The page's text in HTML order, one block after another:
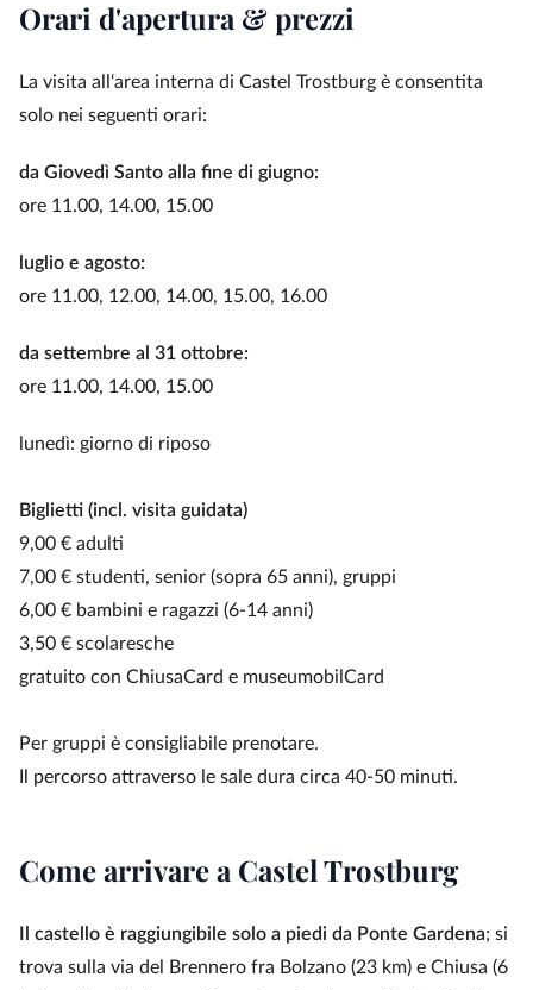
Orari d'apertura & prezzi
La visita all‘area interna di Castel Trostburg è consentita
solo nei seguenti orari:
da Giovedì Santo alla fine di giugno:
ore 11.00, 14.00, 15.00
luglio e agosto:
ore 11.00, 12.00, 14.00, 15.00, 16.00
da settembre al 31 ottobre:
ore 11.00, 14.00, 15.00
lunedì: giorno di riposo
Biglietti (incl. visita guidata)
9,00 € adulti
7,00 € studenti, senior (sopra 65 anni), gruppi
6,00 € bambini e ragazzi (6-14 anni)
3,50 € scolaresche
gratuito con ChiusaCard e museumobilCard
Per gruppi è consigliabile prenotare.
Il percorso attraverso le sale dura circa 40-50 minuti.
Come arrivare a Castel Trostburg
Il castello è raggiungibile solo a piedi da Ponte Gardena; si
trova sulla via del Brennero fra Bolzano (23 km) e Chiusa (6